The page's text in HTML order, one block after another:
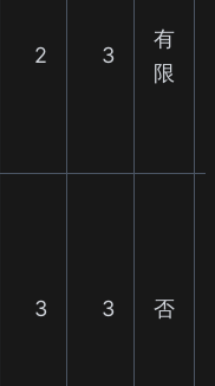
2 3
有
限
3 3 否